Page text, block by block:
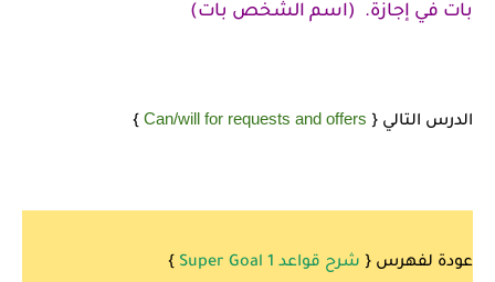
بات في إجازة. (اسم الشخص بات)
الدرس التالي { Can/will for requests and offers
}
عودة لفهرس { شرح قواعد 1 Super Goal }